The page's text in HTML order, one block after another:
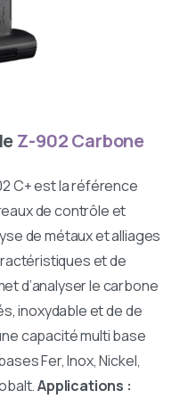
Z-902 Carbone
C+ est la référence
de contrôle et
de métaux et alliages
et de
d’analyser le carbone
inoxydable et de de
capacité multi base
Fer, Inox, Nickel,
Applications :